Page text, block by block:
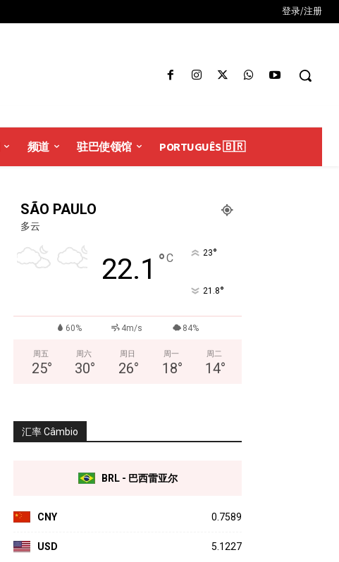
登录/注册
频道 驻巴使领馆 PORTUGUÊS 🇧🇷
SÃO PAULO
多云
22.1 °C 23°
21.8°
60% 4m/s 84%
周五
25°
周六
30°
周日
26°
周一
18°
周二
14°
汇率 Câmbio
BRL - 巴西雷亚尔
CNY 0.7589
USD 5.1227